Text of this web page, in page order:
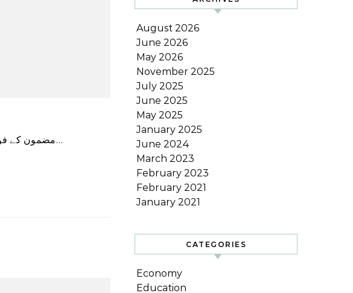
مضمون کے فونٹ کا سائز کم کریں۔ مضمون کے فونٹ کا سائز بڑھائیں۔ گیلف پولیس سروس شہر میں بریک ان…
August 2026
June 2026
May 2026
November 2025
July 2025
June 2025
May 2025
January 2025
June 2024
March 2023
February 2023
February 2021
January 2021
CATEGORIES
Economy
Education